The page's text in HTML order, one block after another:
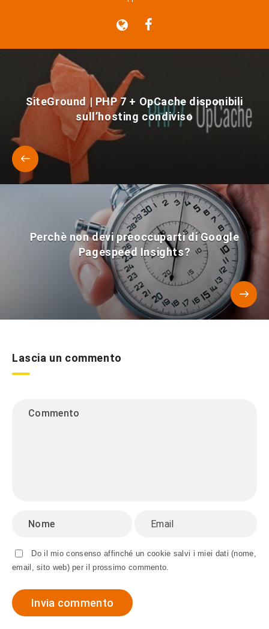
SiteGround | PHP 7 + OpCache disponibili
sull’hosting condiviso
Perchè non devi preoccuparti di Google
Pagespeed Insights?
Lascia un commento
Do il mio consenso affinché un cookie salvi i miei dati (nome,
email, sito web) per il prossimo commento.